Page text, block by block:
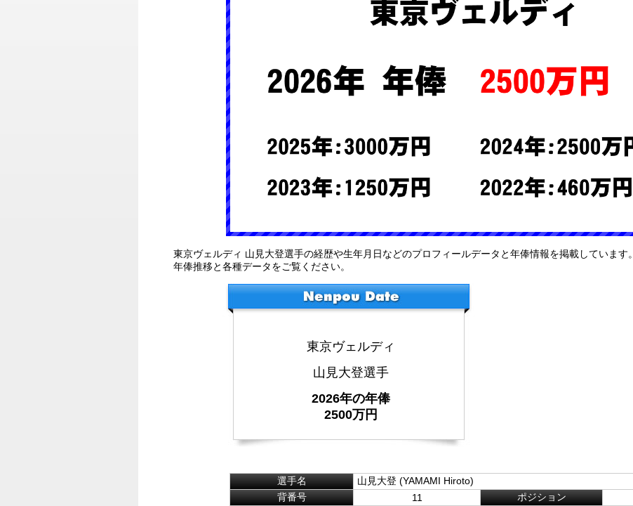
東京ヴェルディ 山見大登選手の経歴や生年月日などのプロフィールデータと年俸情報を掲載しています。
年俸推移と各種データをご覧ください。
東京ヴェルディ
山見大登選手
2026年の年俸
2500万円
選手名
山見大登 (YAMAMI Hiroto)
背番号
11 ポジション